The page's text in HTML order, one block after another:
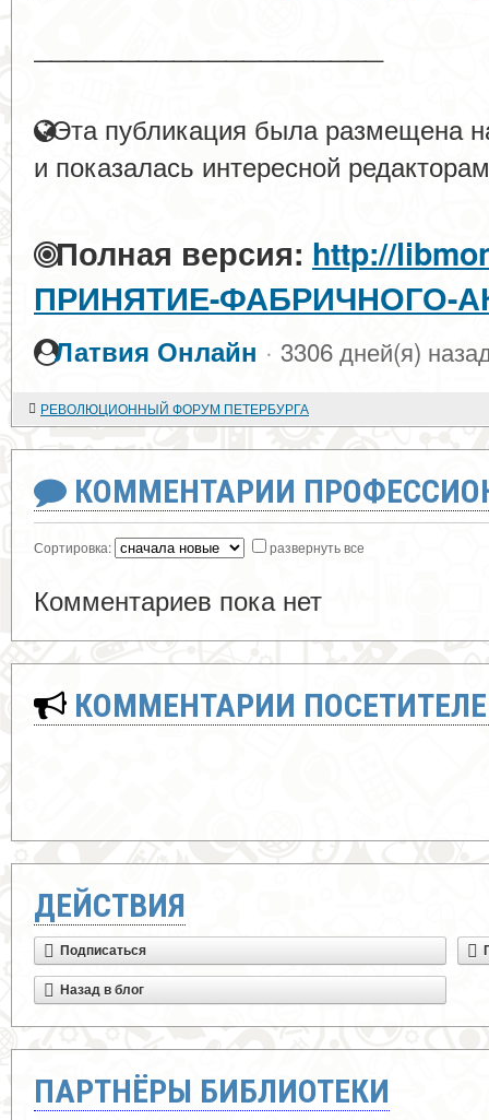
Эта публикация была размещена
и показалась интересной
Полная версия: http://
ПРИНЯТИЕ-ФАБРИЧНОГО-
Латвия Онлайн · 3306 дней(я)
РЕВОЛЮЦИОННЫЙ ФОРУМ ПЕТЕРБУРГА
КОММЕНТАРИИ
Сортировка: развернуть все
Комментариев пока нет
КОММЕНТАРИИ
ДЕЙСТВИЯ
Подписаться
Назад в блог
ПАРТНЁРЫ БИБЛИОТЕКИ